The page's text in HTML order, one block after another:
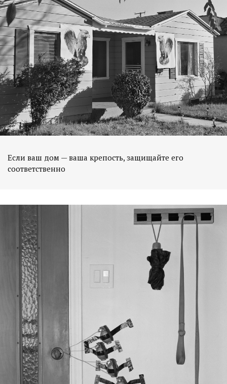
Если ваш дом — ваша крепость, защищайте его
соответственно